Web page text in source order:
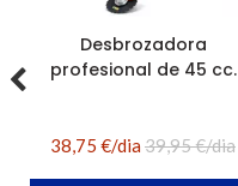
Desbrozadora
profesional de 45 cc.
38,75 €/dia39,95 €/dia